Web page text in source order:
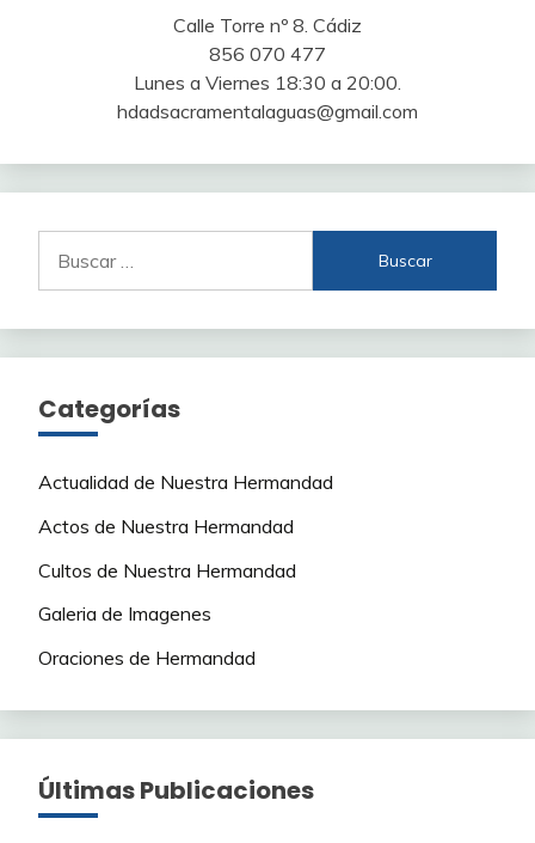
Calle Torre nº 8. Cádiz
856 070 477
Lunes a Viernes 18:30 a 20:00.
hdadsacramentalaguas@gmail.com
Categorías
Actualidad de Nuestra Hermandad
Actos de Nuestra Hermandad
Cultos de Nuestra Hermandad
Galeria de Imagenes
Oraciones de Hermandad
Últimas Publicaciones